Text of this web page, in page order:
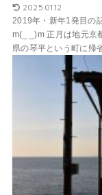
2025.01.12
2019年・新年1発目の
m(_ _)m 正月は地元京
県の琴平という町に帰